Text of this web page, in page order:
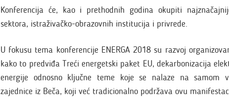
Konferencija će, kao i prethodnih godina okupiti
sektora, istraživačko-obrazovnih institucija i privrede.
U fokusu tema konferencije ENERGA 2018 su razvoj
kako to predviđa Treći energetski paket EU, dekarbonizacija
energije odnosno ključne teme koje se nalaze na samom
zajednice iz Beča, koji već tradicionalno podržava ovu